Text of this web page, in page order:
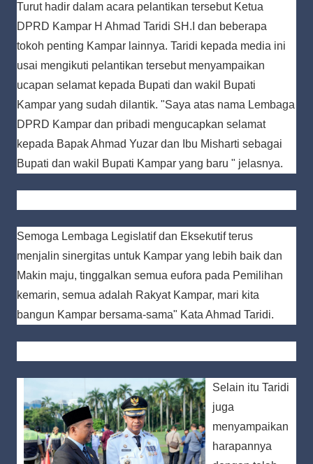
Turut hadir dalam acara pelantikan tersebut Ketua
DPRD Kampar H Ahmad Taridi SH.I dan beberapa
tokoh penting Kampar lainnya. Taridi kepada media ini
usai mengikuti pelantikan tersebut menyampaikan
ucapan selamat kepada Bupati dan wakil Bupati
Kampar yang sudah dilantik. "Saya atas nama Lembaga
DPRD Kampar dan pribadi mengucapkan selamat
kepada Bapak Ahmad Yuzar dan Ibu Misharti sebagai
Bupati dan wakil Bupati Kampar yang baru " jelasnya.
Semoga Lembaga Legislatif dan Eksekutif terus
menjalin sinergitas untuk Kampar yang lebih baik dan
Makin maju, tinggalkan semua eufora pada Pemilihan
kemarin, semua adalah Rakyat Kampar, mari kita
bangun Kampar bersama-sama" Kata Ahmad Taridi.
Selain itu Taridi
juga
menyampaikan
harapannya